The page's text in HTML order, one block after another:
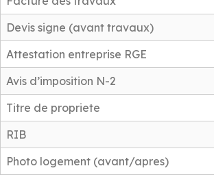
Devis signe (avant travaux)
Attestation entreprise RGE
Avis d’imposition N-2
Titre de propriete
RIB
Photo logement (avant/apres)